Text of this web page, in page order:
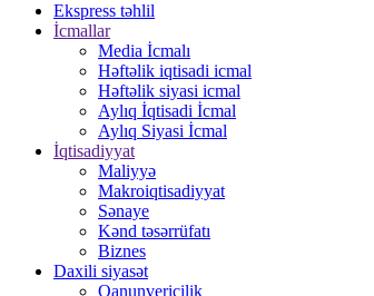
Ekspress təhlil
İcmallar
Media İcmalı
Həftəlik iqtisadi icmal
Həftəlik siyasi icmal
Aylıq İqtisadi İcmal
Aylıq Siyasi İcmal
İqtisadiyyat
Maliyyə
Makroiqtisadiyyat
Sənaye
Kənd təsərrüfatı
Biznes
Daxili siyasət
Qanunvericilik